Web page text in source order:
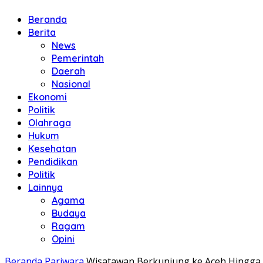
Beranda
Berita
News
Pemerintah
Daerah
Nasional
Ekonomi
Politik
Olahraga
Hukum
Kesehatan
Pendidikan
Politik
Lainnya
Agama
Budaya
Ragam
Opini